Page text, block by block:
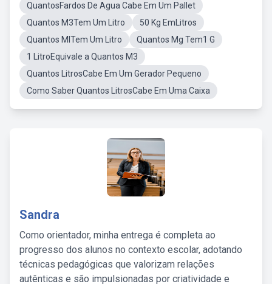
QuantosFardos De Agua Cabe Em Um Pallet
Quantos M3Tem Um Litro
50 Kg EmLitros
Quantos MlTem Um Litro
Quantos Mg Tem1 G
1 LitroEquivale a Quantos M3
Quantos LitrosCabe Em Um Gerador Pequeno
Como Saber Quantos LitrosCabe Em Uma Caixa
Sandra
Como orientador, minha entrega é completa ao
progresso dos alunos no contexto escolar, adotando
técnicas pedagógicas que valorizam relações
autênticas e são impulsionadas por criatividade e